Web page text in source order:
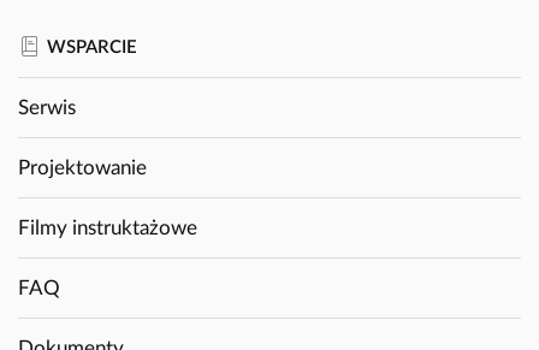
WSPARCIE
Serwis
Projektowanie
Filmy instruktażowe
FAQ